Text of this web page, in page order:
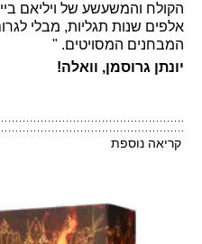
הקולח והמשעשע של ויליאם
אלפים שנות תגליות, מבלי
המבחנים המסויטים. "
יונתן גרוסמן, וואלה!
קריאה נוספת